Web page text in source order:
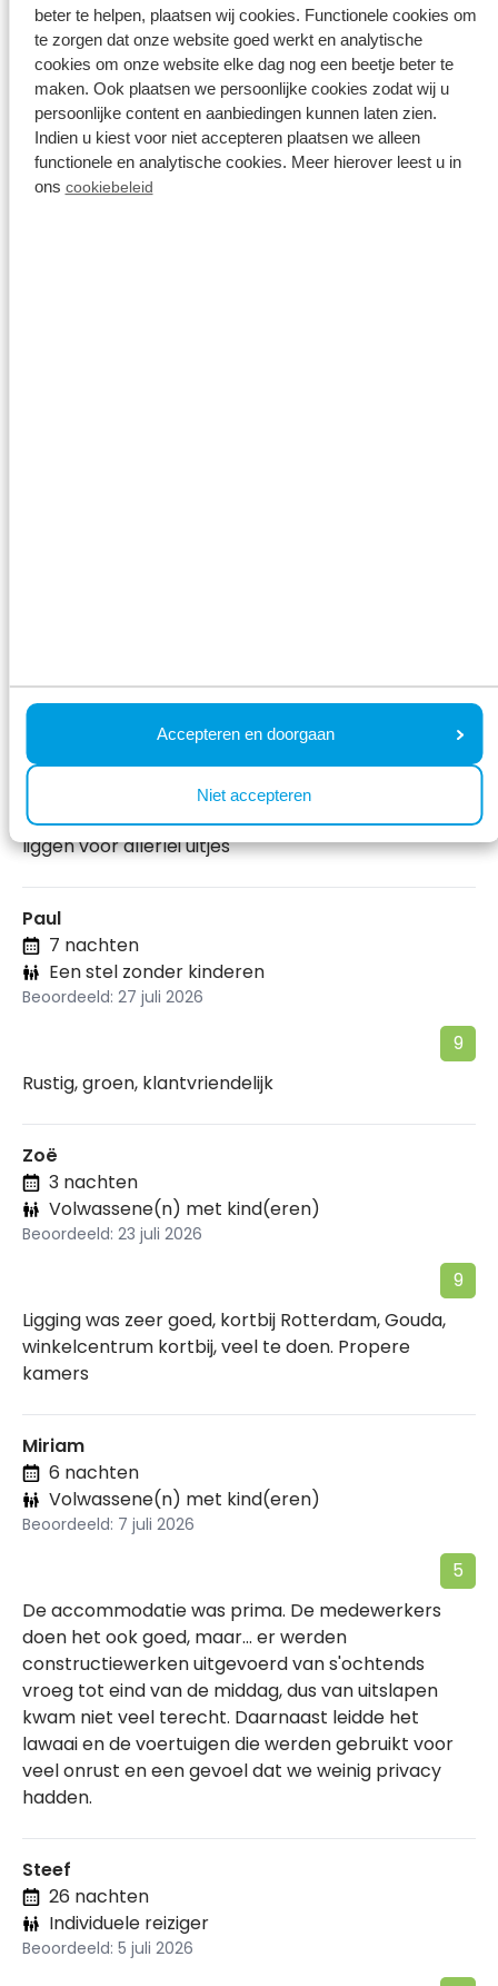
beter te helpen, plaatsen wij cookies. Functionele cookies om
te zorgen dat onze website goed werkt en analytische
cookies om onze website elke dag nog een beetje beter te
maken. Ook plaatsen we persoonlijke cookies zodat wij u
persoonlijke content en aanbiedingen kunnen laten zien.
Indien u kiest voor niet accepteren plaatsen we alleen
functionele en analytische cookies. Meer hierover leest u in
ons cookiebeleid
Accepteren en doorgaan
Niet accepteren
Categorieën:
Personeel
Locatie 8.4
7 nachten
Volwassene(n) met kind(eren)
Beoordeeld: 4 augustus 2026
Heerlijke accommodatie, rustig park, perfecte
liggen voor allerlei uitjes
Paul
7 nachten
Een stel zonder kinderen
Beoordeeld: 27 juli 2026
9
Rustig, groen, klantvriendelijk
Zoë
3 nachten
Volwassene(n) met kind(eren)
Beoordeeld: 23 juli 2026
9
Ligging was zeer goed, kortbij Rotterdam, Gouda,
winkelcentrum kortbij, veel te doen. Propere
kamers
Miriam
6 nachten
Volwassene(n) met kind(eren)
Beoordeeld: 7 juli 2026
5
De accommodatie was prima. De medewerkers
doen het ook goed, maar... er werden
constructiewerken uitgevoerd van s'ochtends
vroeg tot eind van de middag, dus van uitslapen
kwam niet veel terecht. Daarnaast leidde het
lawaai en de voertuigen die werden gebruikt voor
veel onrust en een gevoel dat we weinig privacy
hadden.
Steef
26 nachten
Individuele reiziger
Beoordeeld: 5 juli 2026